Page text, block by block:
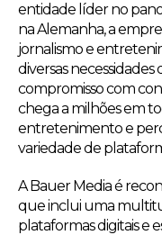
entidade líder no
na Alemanha, a
jornalismo e
diversas
compromisso com
chega a milhões em
entretenimento e
variedade de
A Bauer Media é
que inclui uma
plataformas digitais e